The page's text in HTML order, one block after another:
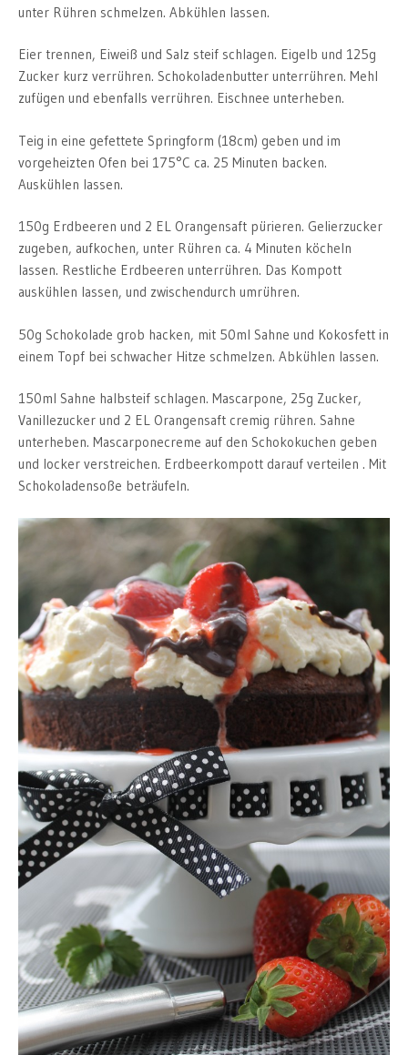
unter Rühren schmelzen. Abkühlen lassen.
Eier trennen, Eiweiß und Salz steif schlagen. Eigelb und 125g
Zucker kurz verrühren. Schokoladenbutter unterrühren. Mehl
zufügen und ebenfalls verrühren. Eischnee unterheben.
Teig in eine gefettete Springform (18cm) geben und im
vorgeheizten Ofen bei 175°C ca. 25 Minuten backen.
Auskühlen lassen.
150g Erdbeeren und 2 EL Orangensaft pürieren. Gelierzucker
zugeben, aufkochen, unter Rühren ca. 4 Minuten köcheln
lassen. Restliche Erdbeeren unterrühren. Das Kompott
auskühlen lassen, und zwischendurch umrühren.
50g Schokolade grob hacken, mit 50ml Sahne und Kokosfett in
einem Topf bei schwacher Hitze schmelzen. Abkühlen lassen.
150ml Sahne halbsteif schlagen. Mascarpone, 25g Zucker,
Vanillezucker und 2 EL Orangensaft cremig rühren. Sahne
unterheben. Mascarponecreme auf den Schokokuchen geben
und locker verstreichen. Erdbeerkompott darauf verteilen . Mit
Schokoladensoße beträufeln.